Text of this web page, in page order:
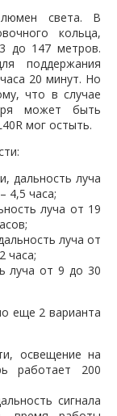
света. В
кольца,
до 147 метров.
поддержания
20 минут. Но
что в случае
может быть
мог остыть.
дальность луча
4,5 часа;
луча от 19
луча от
часа;
луча от 9 до 30
еще 2 варианта
освещение на
работает 200
сигнала